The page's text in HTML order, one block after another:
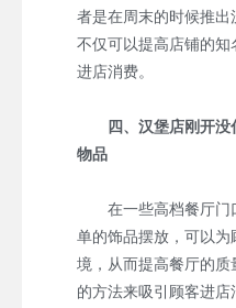
者是在周末的时候推
不仅可以提高店铺的
进店消费。
四、汉堡店刚开
物品
在一些高档餐厅门
单的饰品摆放，可以
境，从而提高餐厅的
的方法来吸引顾客进店